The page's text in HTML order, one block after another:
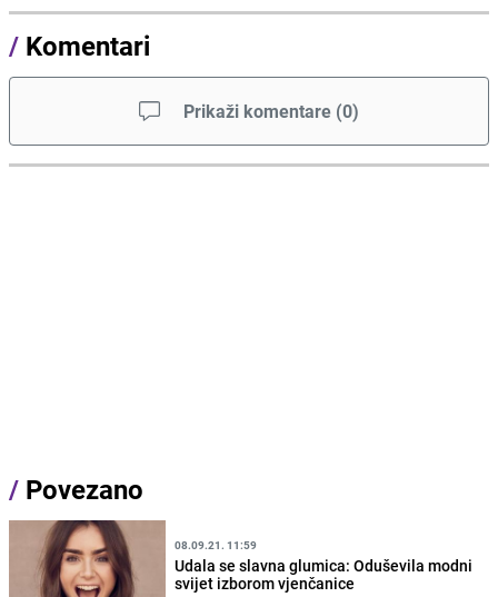
/ Komentari
Prikaži komentare (0)
/ Povezano
08.09.21. 11:59
Udala se slavna glumica: Oduševila modni
svijet izborom vjenčanice